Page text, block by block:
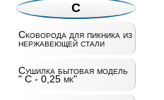
С
Сковорода для пикника из
нержавеющей стали
Сушилка бытовая модель
" С - 0,25 мк"